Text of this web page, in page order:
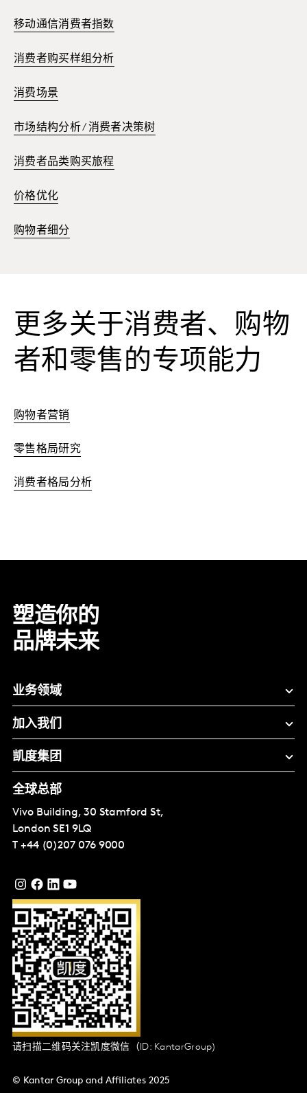
移动通信消费者指数
消费者购买样组分析
消费场景
市场结构分析 / 消费者决策树
消费者品类购买旅程
价格优化
购物者细分
更多关于消费者、购物
者和零售的专项能力
购物者营销
零售格局研究
消费者格局分析
塑造你的
品牌未来
业务领域
加入我们
凯度集团
全球总部
Vivo Building, 30 Stamford St,
London SE1 9LQ
T +44 (0)207 076 9000
请扫描二维码关注凯度微信（ID: KantarGroup)
© Kantar Group and Affiliates 2025